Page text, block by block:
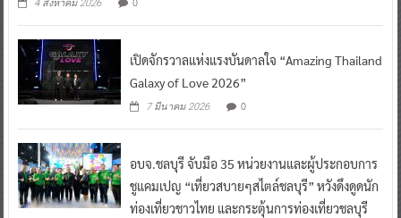
4 สิงหาคม 2026
เปิดจักรวาลแห่งแรงบันดาลใจ “Amazing Thailand
Galaxy of Love 2026”
7 มีนาคม 2026 0
อบจ.ชลบุรี จับมือ 35 หน่วยงานและผู้ประกอบการ
ชูแคมเปญ “เที่ยวสบายๆสไตล์ชลบุรี” หวังดึงดูดนัก
ท่องเที่ยวชาวไทย และกระตุ้นการท่องเที่ยวชลบุรี